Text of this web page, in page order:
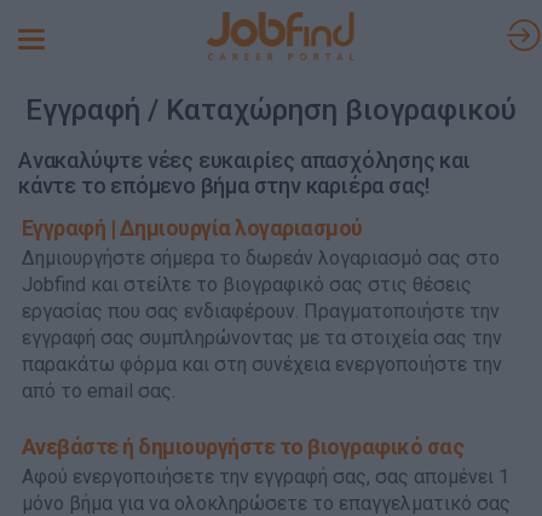
Toggle
Εγγραφή / Καταχώρηση βιογραφικού
Ανακαλύψτε νέες ευκαιρίες απασχόλησης και
κάντε το επόμενο βήμα στην καριέρα σας!
Εγγραφή | Δημιουργία λογαριασμού
Δημιουργήστε σήμερα το δωρεάν λογαριασμό σας στο
Jobfind και στείλτε το βιογραφικό σας στις θέσεις
εργασίας που σας ενδιαφέρουν. Πραγματοποιήστε την
εγγραφή σας συμπληρώνοντας με τα στοιχεία σας την
παρακάτω φόρμα και στη συνέχεια ενεργοποιήστε την
από το email σας.
Ανεβάστε ή δημιουργήστε το βιογραφικό σας
Αφού ενεργοποιήσετε την εγγραφή σας, σας απομένει 1
μόνο βήμα για να ολοκληρώσετε το επαγγελματικό σας